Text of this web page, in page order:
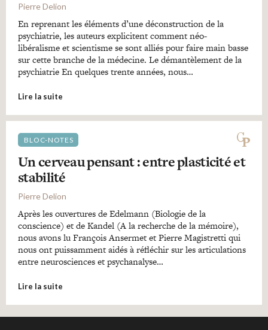
Pierre Delion
En reprenant les éléments d’une déconstruction de la
psychiatrie, les auteurs explicitent comment néo-
libéralisme et scientisme se sont alliés pour faire main basse
sur cette branche de la médecine. Le démantèlement de la
psychiatrie En quelques trente années, nous…
Lire la suite
BLOC-NOTES
Un cerveau pensant : entre plasticité et
stabilité
Pierre Delion
Après les ouvertures de Edelmann (Biologie de la
conscience) et de Kandel (A la recherche de la mémoire),
nous avons lu François Ansermet et Pierre Magistretti qui
nous ont puissamment aidés à réfléchir sur les articulations
entre neurosciences et psychanalyse…
Lire la suite